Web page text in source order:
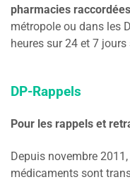
pharmacies raccordées
métropole ou dans les
heures sur 24 et 7 jours
DP-Rappels
Pour les rappels et
Depuis novembre
médicaments sont